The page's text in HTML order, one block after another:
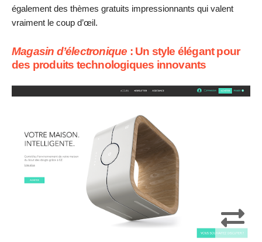
également des thèmes gratuits impressionnants qui valent
vraiment le coup d’œil.
Magasin d’électronique : Un style élégant pour
des produits technologiques innovants